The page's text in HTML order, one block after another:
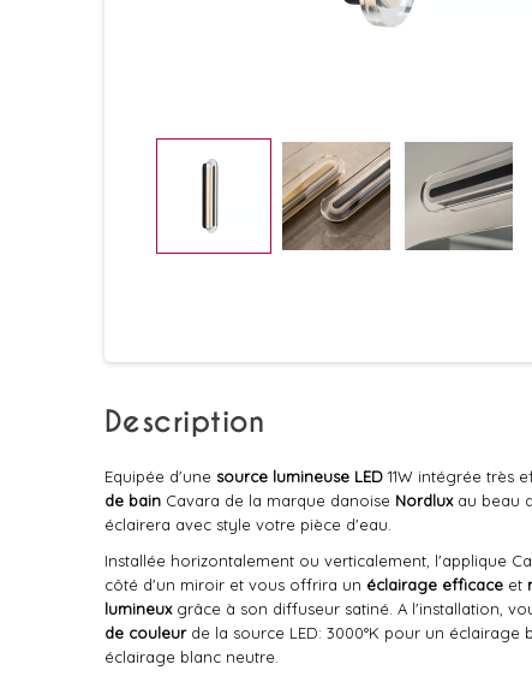
Description
Equipée d'une source lumineuse LED 11W intégrée très
de bain Cavara de la marque danoise Nordluxau beau
éclairera avec style votre pièce d'eau.
Installée horizontalement ou verticalement, l'applique
côté d'un miroir et vous offrira un éclairage efficace et
lumineuxgrâce à son diffuseur satiné. A l'installation,
de couleurde la source LED: 3000°K pour un éclairage
éclairage blanc neutre.